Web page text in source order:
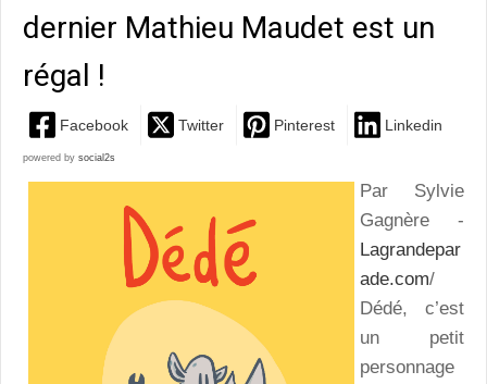
dernier Mathieu Maudet est un
régal !
Facebook Twitter Pinterest Linkedin
powered by social2s
Par Sylvie
Gagnère -
Lagrandepar
ade.com/
Dédé, c’est
un petit
personnage